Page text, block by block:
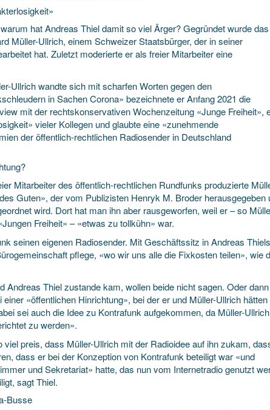
hat Andreas Thiel damit so viel Ärger? Gegründet wurde das
Müller-Ullrich, einem Schweizer Staatsbürger, der in seiner
hat. Zuletzt moderierte er als freier Mitarbeiter eine
Ullrich wandte sich mit scharfen Worten gegen den
in Sachen Corona» bezeichnete er Anfang 2021 die
mit der rechtskonservativen Wochenzeitung «Junge Freiheit»,
vieler Kollegen und glaubte eine «zunehmende
der öffentlich-rechtlichen Radiosender in Deutschland
Mitarbeiter des öffentlich-rechtlichen Rundfunks produzierte
Guten», der vom Publizisten Henryk M. Broder herausgegeben
wird. Dort hat man ihn aber rausgeworfen, weil er – so
Freiheit» – «etwas zu tollkühn» war.
seinen eigenen Radiosender. Mit Geschäftssitz in Andreas Thiels
pflege, «wo wir uns alle die Fixkosten teilen», wie
Andreas Thiel zustande kam, wollen beide nicht sagen. Oder
«öffentlichen Hinrichtung», bei der er und Müller-Ullrich hätten
sei auch die Idee zu Kontrafunk aufgekommen, da Müller-Ullrich
zu werden».
preis, dass Müller-Ullrich mit der Radioidee auf ihn zukam,
dass er bei der Konzeption von Kontrafunk beteiligt war «und
und Sekretariat» hatte, das nun vom Internetradio genutzt
sagt Thiel.
Busse